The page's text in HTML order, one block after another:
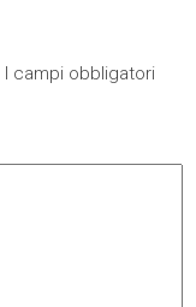
I campi obbligatori